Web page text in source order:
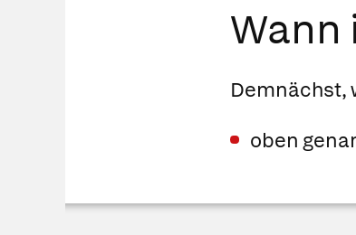
Wann
Demnächst,
oben